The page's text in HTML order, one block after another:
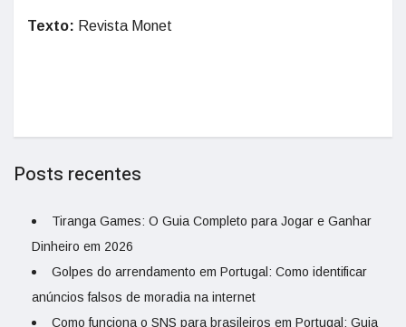
Texto: Revista Monet
Posts recentes
Tiranga Games: O Guia Completo para Jogar e Ganhar
Dinheiro em 2026
Golpes do arrendamento em Portugal: Como identificar
anúncios falsos de moradia na internet
Como funciona o SNS para brasileiros em Portugal: Guia